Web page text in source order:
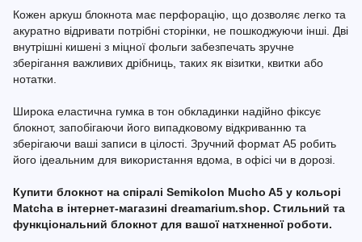
Кожен аркуш блокнота має перфорацію, що дозволяє легко та
акуратно відривати потрібні сторінки, не пошкоджуючи інші. Дві
внутрішні кишені з міцної фольги забезпечать зручне
зберігання важливих дрібниць, таких як візитки, квитки або
нотатки.
Широка еластична гумка в тон обкладинки надійно фіксує
блокнот, запобігаючи його випадковому відкриванню та
зберігаючи ваші записи в цілості. Зручний формат A5 робить
його ідеальним для використання вдома, в офісі чи в дорозі.
Купити блокнот на спіралі Semikolon Mucho A5 у кольорі
Matcha в інтернет-магазині dreamarium.shop. Стильний та
функціональний блокнот для вашої натхненної роботи.